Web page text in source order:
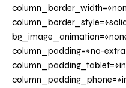
column_padding=»no-